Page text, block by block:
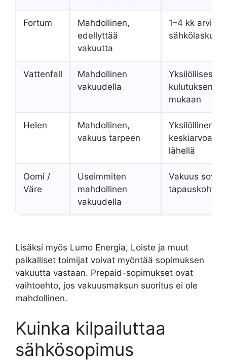
Fortum
Mahdollinen,
edellyttää
vakuutta
1–4 kk arvioitu
sähkölasku
Vattenfall
Mahdollinen
vakuudella
Yksilöllisesti,
kulutuksen
mukaan
Helen
Mahdollinen,
vakuus tarpeen
Yksilöllinen,
keskiarvoa
lähellä
Oomi /
Väre
Useimmiten
mahdollinen
vakuudella
Vakuus
Lisäksi myös Lumo Energia, Loiste ja muut
paikalliset toimijat voivat myöntää sopimuksen
vakuutta vastaan. Prepaid-sopimukset ovat
vaihtoehto, jos vakuusmaksun suoritus ei ole
mahdollinen.
Kuinka kilpailuttaa
sähkösopimus